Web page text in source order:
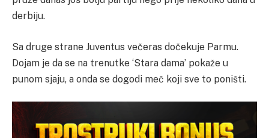
derbiju.
Sa druge strane Juventus večeras dočekuje Parmu.
Dojam je da se na trenutke ‘Stara dama’ pokaže u
punom sjaju, a onda se dogodi meč koji sve to poništi.